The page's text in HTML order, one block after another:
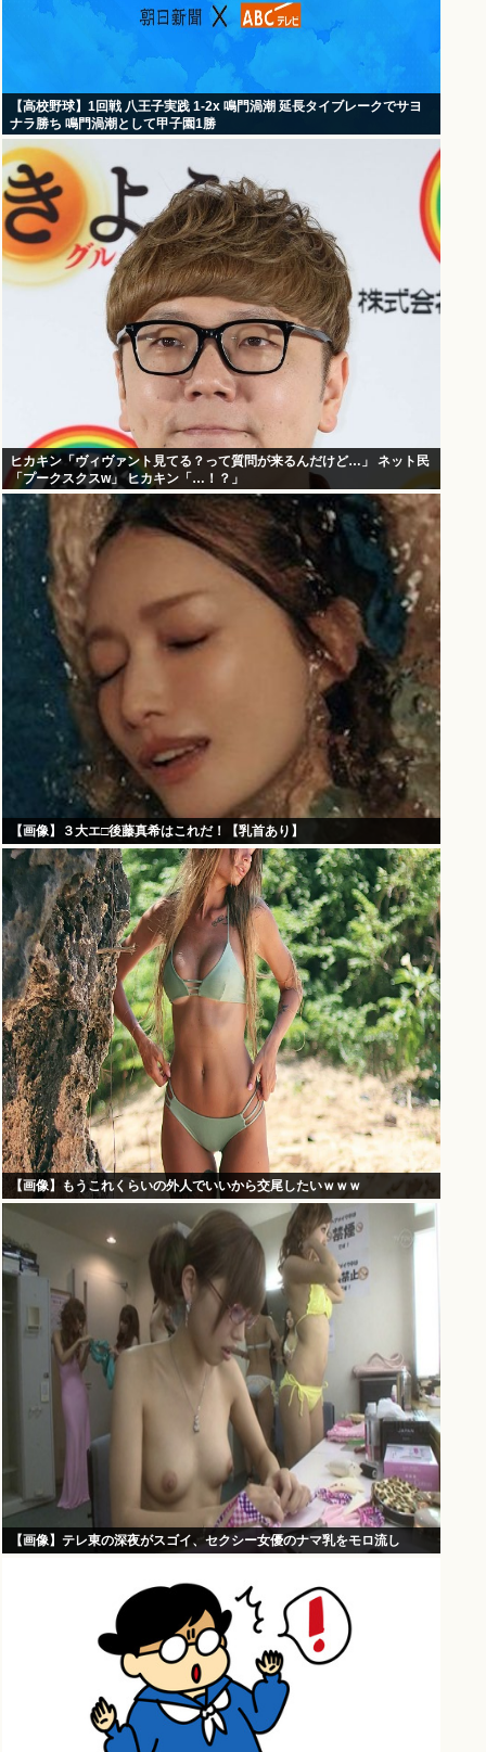
【高校野球】1回戦 八王子実践 1-2x 鳴門渦潮 延長タイブレークでサヨ
ナラ勝ち 鳴門渦潮として甲子園1勝
ヒカキン「ヴィヴァント見てる？って質問が来るんだけど…」 ネット民
「プークスクスw」 ヒカキン「…！？」
【画像】３大エ□後藤真希はこれだ！【乳首あり】
【画像】もうこれくらいの外人でいいから交尾したいｗｗｗ
【画像】テレ東の深夜がスゴイ、セクシー女優のナマ乳をモロ流し